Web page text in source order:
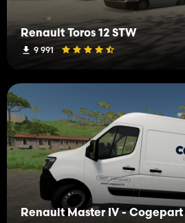
Renault Toros 12 STW
9 991